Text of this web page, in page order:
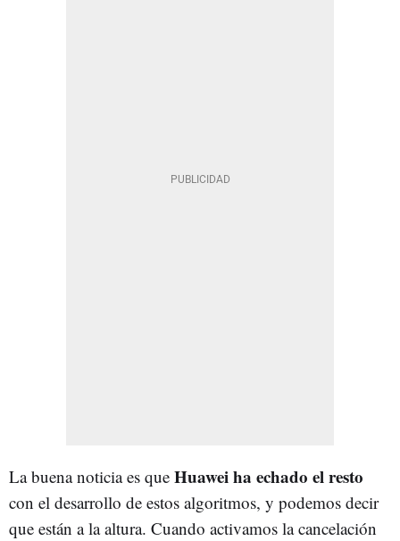
La buena noticia es que Huawei ha echado el resto
con el desarrollo de estos algoritmos, y podemos decir
que están a la altura. Cuando activamos la cancelación